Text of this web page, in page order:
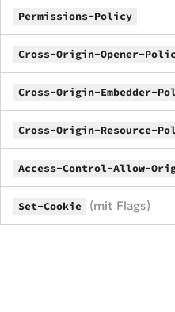
Permissions-Policy
Cross-Origin-Opener-
Cross-Origin-Embedder-
Cross-Origin-Resource-
Access-Control-Allow-
Set-Cookie (mit Flags)